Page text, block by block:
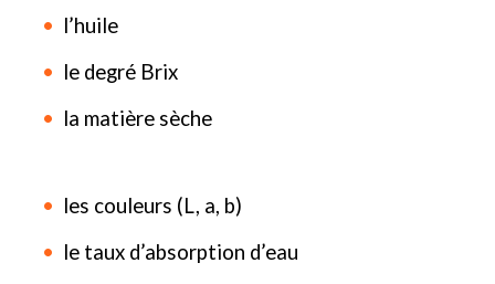
l’huile
le degré Brix
la matière sèche
les couleurs (L, a, b)
le taux d’absorption d’eau